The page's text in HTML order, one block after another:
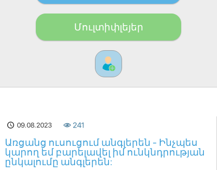
Մուլտիփլեյեր
09.08.2023 241
Առցանց ուսուցում անգլերեն - Ինչպես
կարող եմ բարելավել իմ ունկնդրության
ընկալումը անգլերեն: